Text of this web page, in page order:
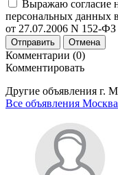
Выражаю согласие
персональных данных
от 27.07.2006 N 152-ФЗ
Отправить Отмена
Комментарии (0)
Комментировать
Другие объявления г.
Все объявления Москва